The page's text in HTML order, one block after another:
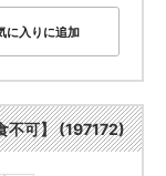
に入りに追加
不可】 (197172)